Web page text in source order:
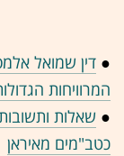
● דין שמואל
המרוויחות
● שאלות
כטב"מים מאיראן